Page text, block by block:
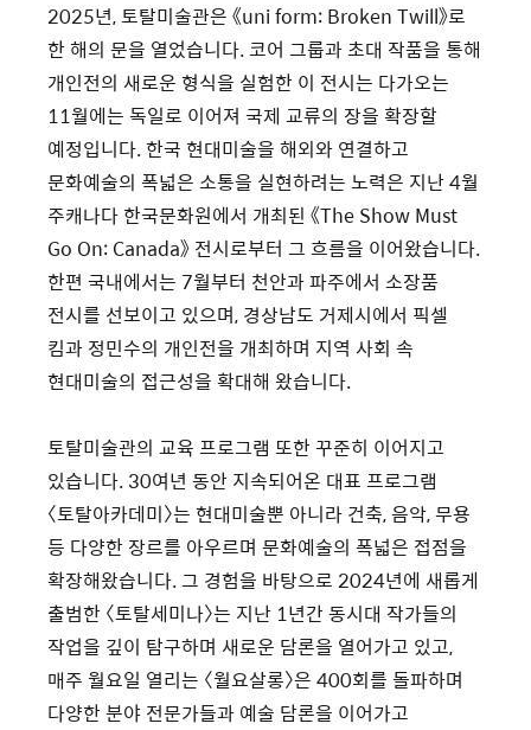
2025년, 토탈미술관은 《uni form: Broken Twill》로
한 해의 문을 열었습니다. 코어 그룹과 초대 작품을 통해
개인전의 새로운 형식을 실험한 이 전시는 다가오는
11월에는 독일로 이어져 국제 교류의 장을 확장할
예정입니다. 한국 현대미술을 해외와 연결하고
문화예술의 폭넓은 소통을 실현하려는 노력은 지난 4월
주캐나다 한국문화원에서 개최된 《The Show Must
Go On: Canada》 전시로부터 그 흐름을 이어왔습니다.
한편 국내에서는 7월부터 천안과 파주에서 소장품
전시를 선보이고 있으며, 경상남도 거제시에서 픽셀
킴과 정민수의 개인전을 개최하며 지역 사회 속
현대미술의 접근성을 확대해 왔습니다.
토탈미술관의 교육 프로그램 또한 꾸준히 이어지고
있습니다. 30여년 동안 지속되어온 대표 프로그램
〈토탈아카데미〉는 현대미술뿐 아니라 건축, 음악, 무용
등 다양한 장르를 아우르며 문화예술의 폭넓은 접점을
확장해왔습니다. 그 경험을 바탕으로 2024년에 새롭게
출범한 〈토탈세미나〉는 지난 1년간 동시대 작가들의
작업을 깊이 탐구하며 새로운 담론을 열어가고 있고,
매주 월요일 열리는 〈월요살롱〉은 400회를 돌파하며
다양한 분야 전문가들과 예술 담론을 이어가고